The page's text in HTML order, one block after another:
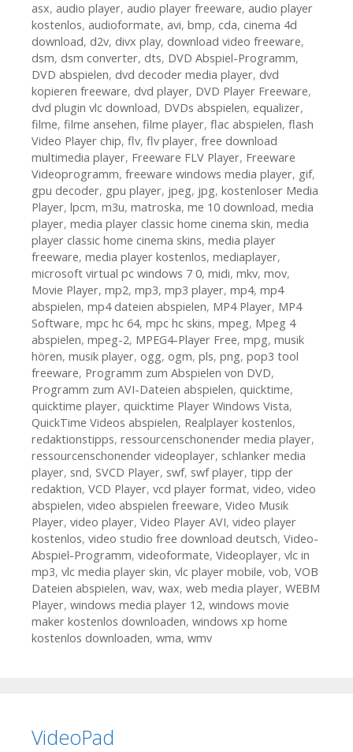
asx, audio player, audio player freeware, audio player
kostenlos, audioformate, avi, bmp, cda, cinema 4d
download, d2v, divx play, download video freeware,
dsm, dsm converter, dts, DVD Abspiel-Programm,
DVD abspielen, dvd decoder media player, dvd
kopieren freeware, dvd player, DVD Player Freeware,
dvd plugin vlc download, DVDs abspielen, equalizer,
filme, filme ansehen, filme player, flac abspielen, flash
Video Player chip, flv, flv player, free download
multimedia player, Freeware FLV Player, Freeware
Videoprogramm, freeware windows media player, gif,
gpu decoder, gpu player, jpeg, jpg, kostenloser Media
Player, lpcm, m3u, matroska, me 10 download, media
player, media player classic home cinema skin, media
player classic home cinema skins, media player
freeware, media player kostenlos, mediaplayer,
microsoft virtual pc windows 7 0, midi, mkv, mov,
Movie Player, mp2, mp3, mp3 player, mp4, mp4
abspielen, mp4 dateien abspielen, MP4 Player, MP4
Software, mpc hc 64, mpc hc skins, mpeg, Mpeg 4
abspielen, mpeg-2, MPEG4-Player Free, mpg, musik
hören, musik player, ogg, ogm, pls, png, pop3 tool
freeware, Programm zum Abspielen von DVD,
Programm zum AVI-Dateien abspielen, quicktime,
quicktime player, quicktime Player Windows Vista,
QuickTime Videos abspielen, Realplayer kostenlos,
redaktionstipps, ressourcenschonender media player,
ressourcenschonender videoplayer, schlanker media
player, snd, SVCD Player, swf, swf player, tipp der
redaktion, VCD Player, vcd player format, video, video
abspielen, video abspielen freeware, Video Musik
Player, video player, Video Player AVI, video player
kostenlos, video studio free download deutsch, Video-
Abspiel-Programm, videoformate, Videoplayer, vlc in
mp3, vlc media player skin, vlc player mobile, vob, VOB
Dateien abspielen, wav, wax, web media player, WEBM
Player, windows media player 12, windows movie
maker kostenlos downloaden, windows xp home
kostenlos downloaden, wma, wmv
VideoPad